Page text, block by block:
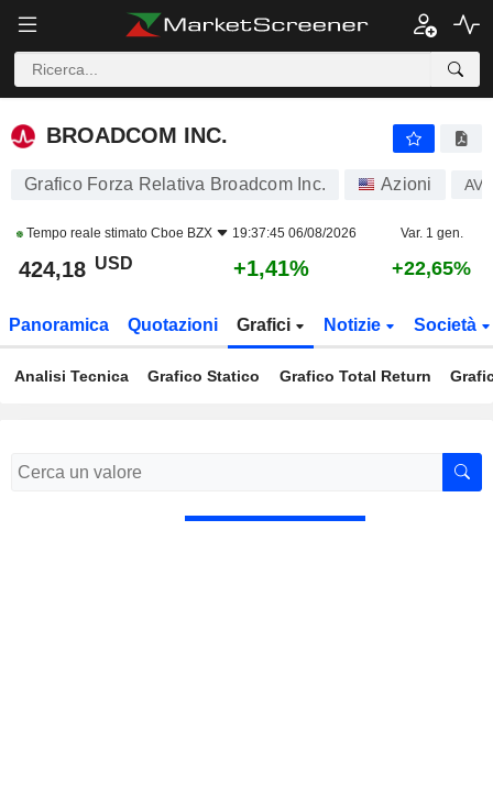
BROADCOM INC.
BROADCOM INC.
Grafico Forza Relativa Broadcom Inc. Azioni
Tempo reale stimato Cboe BZX 19:37:45 06/08/2026 Var. 1 gen.
424,18 USD +1,41% +22,65%
Panoramica Quotazioni Grafici Notizie Società
Analisi Tecnica Grafico Statico Grafico Total Return